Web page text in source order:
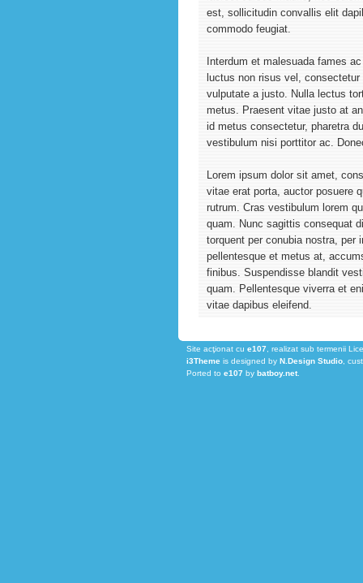
est, sollicitudin convallis elit
commodo feugiat.
Interdum et malesuada fames
luctus non risus vel,
vulputate a justo. Nulla lectus
metus. Praesent vitae justo at
id metus consectetur, pharetra
vestibulum nisi porttitor ac.
Lorem ipsum dolor sit amet,
vitae erat porta, auctor posuere
rutrum. Cras vestibulum lorem
quam. Nunc sagittis consequat
torquent per conubia nostra, per
pellentesque et metus at,
finibus. Suspendisse blandit
quam. Pellentesque viverra et
vitae dapibus eleifend.
Site acţionat cu e107 , realizat sub termenii
i3Theme is designed by N.Design Studio ,
Ported to e107 by batboy.net.